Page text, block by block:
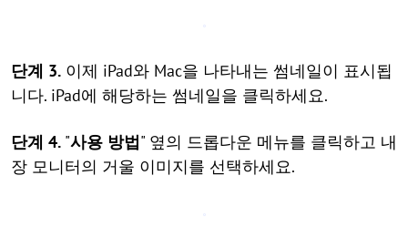
단계 3. 이제 iPad와 Mac을 나타내는 썸네일이 표시됩
니다. iPad에 해당하는 썸네일을 클릭하세요.
단계 4. "사용 방법" 옆의 드롭다운 메뉴를 클릭하고 내
장 모니터의 거울 이미지를 선택하세요.